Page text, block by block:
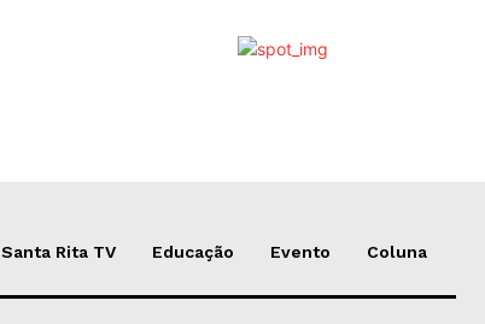
Santa Rita TV Educação Evento Coluna